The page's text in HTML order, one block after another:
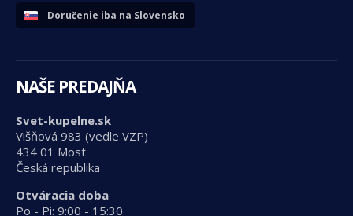
Doručenie iba na Slovensko
NAŠE PREDAJŇA
Svet-kupelne.sk
Višňová 983 (vedle VZP)
434 01 Most
Česká republika
Otváracia doba
Po - Pi: 9:00 - 15:30